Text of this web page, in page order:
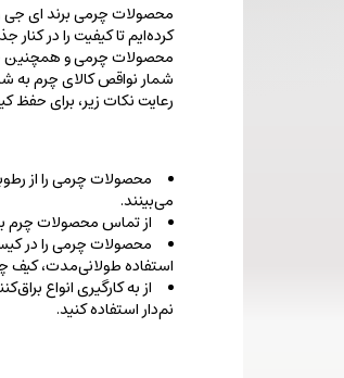
محصولات چرمی برند ای جی را
کرده‌ایم تا کیفیت را در
محصولات چرمی و همچنین
شمار نواقص کالای چرم به
رعایت نکات زیر، برای
محصولات چرمی را از
می‌بینند.
از تماس محصولات چرم
محصولات چرمی را در
استفاده طولانی‌مدت، کیف‌
از به کارگیری انواع
نم‌دار استفاده کنید.